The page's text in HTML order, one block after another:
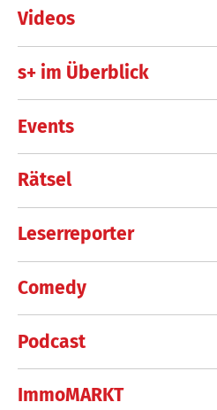
Videos
s+ im Überblick
Events
Rätsel
Leserreporter
Comedy
Podcast
ImmoMARKT